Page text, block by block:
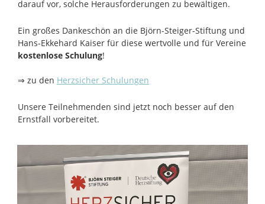
darauf vor, solche Herausforderungen zu bewältigen.
Ein großes Dankeschön an die Björn-Steiger-Stiftung und
Hans-Ekkehard Kaiser für diese wertvolle und für Vereine
kostenlose Schulung!
⇒ zu den Herzsicher Schulungen
Unsere Teilnehmenden sind jetzt noch besser auf den
Ernstfall vorbereitet.